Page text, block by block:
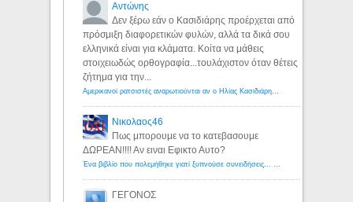
Αντώνης
Δεν ξέρω εάν ο Κασιδιάρης προέρχεται από
πρόσμιξη διαφορετικών φυλών, αλλά τα δικά σου
ελληνικά είναι για κλάματα. Κοίτα να μάθεις
στοιχειωδώς ορθογραφία...τουλάχιστον όταν θέτεις
ζήτημα για την...
Αμερικανοί ρατσιστές αναρωτιούνται αν ο Ηλίας Κασιδιάρης ανήκει στη λευκή φυλή... - Λόγιος Ερμής
Νικολαος46
Πως μπορουμε να το κατεβασουμε
ΔΩΡΕΑΝ!!!! Αν ειναι Εφικτο Αυτο?
Ένα βιβλίο που πολεμήθηκε γιατί ξυπνούσε συνειδήσεις... - Λόγιος Ερμής | Η γνώση ξεκινάει με την αναζήτηση...
ΓΕΓΟΝΟΣ